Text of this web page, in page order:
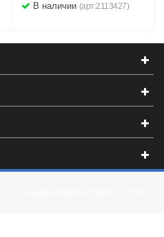
В наличии (арт:2113427)